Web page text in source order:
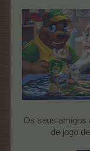
Os seus amigos
de jogo